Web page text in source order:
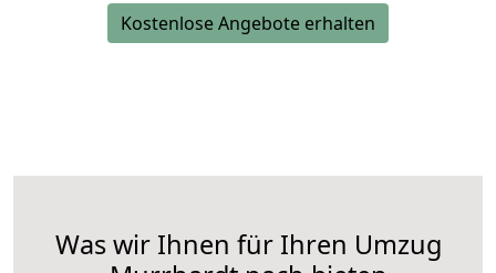
Kostenlose Angebote erhalten
Was wir Ihnen für Ihren Umzug